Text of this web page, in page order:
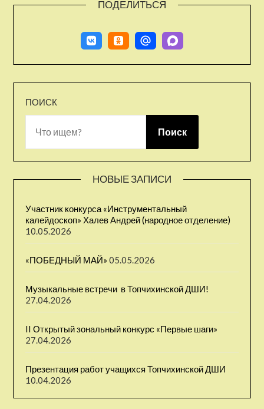
ПОДЕЛИТЬСЯ
ПОИСК
Поиск
НОВЫЕ ЗАПИСИ
Участник конкурса «Инструментальный
калейдоскоп» Халев Андрей (народное отделение)
10.05.2026
«ПОБЕДНЫЙ МАЙ» 05.05.2026
Музыкальные встречи ⁣ в Топчихинской ДШИ!
27.04.2026
II Открытый зональный конкурс «Первые шаги» ⁣
27.04.2026
Презентация работ учащихся Топчихинской ДШИ
10.04.2026